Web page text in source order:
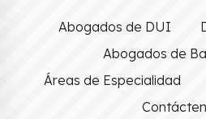
Abogados de DUI
Abogados de
Áreas de Especialidad